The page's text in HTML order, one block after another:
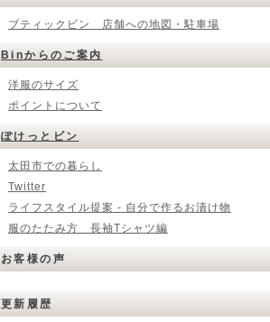
ブティックビン 店舗への地図・駐車場
Binからのご案内
洋服のサイズ
ポイントについて
ぽけっとビン
太田市での暮らし
Twitter
ライフスタイル提案 - 自分で作るお漬け物
服のたたみ方 長袖Tシャツ編
お客様の声
更新履歴